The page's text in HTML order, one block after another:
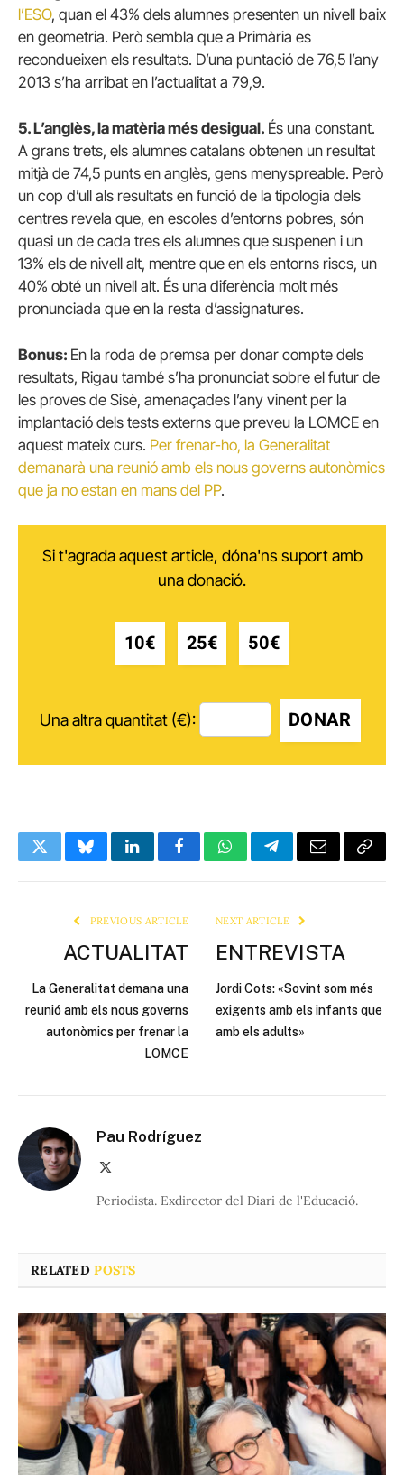
l’ESO, quan el 43% dels alumnes presenten un nivell baix
en geometria. Però sembla que a Primària es
recondueixen els resultats. D’una puntació de 76,5 l’any
2013 s’ha arribat en l’actualitat a 79,9.
5. L’anglès, la matèria més desigual. És una constant.
A grans trets, els alumnes catalans obtenen un resultat
mitjà de 74,5 punts en anglès, gens menyspreable. Però
un cop d’ull als resultats en funció de la tipologia dels
centres revela que, en escoles d’entorns pobres, són
quasi un de cada tres els alumnes que suspenen i un
13% els de nivell alt, mentre que en els entorns riscs, un
40% obté un nivell alt. És una diferència molt més
pronunciada que en la resta d’assignatures.
Bonus: En la roda de premsa per donar compte dels
resultats, Rigau també s’ha pronunciat sobre el futur de
les proves de Sisè, amenaçades l’any vinent per la
implantació dels tests externs que preveu la LOMCE en
aquest mateix curs. Per frenar-ho, la Generalitat
demanarà una reunió amb els nous governs autonòmics
que ja no estan en mans del PP.
Si t'agrada aquest article, dóna'ns suport amb
una donació.
10€ 25€ 50€
Una altra quantitat (€): DONAR
TwitterBlueskyLinkedInFacebookWhatsAppTelegramEmail Copy
PREVIOUS ARTICLE
ACTUALITAT
La Generalitat demana una
reunió amb els nous governs
autonòmics per frenar la
LOMCE
NEXT ARTICLE
ENTREVISTA
Jordi Cots: «Sovint som més
exigents amb els infants que
amb els adults»
Pau Rodríguez
Periodista. Exdirector del Diari de l'Educació.
RELATEDPOSTS